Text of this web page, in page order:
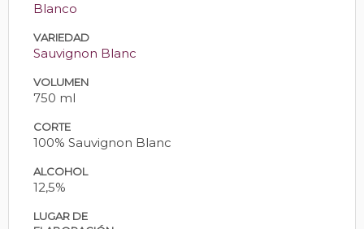
Blanco
VARIEDAD
Sauvignon Blanc
VOLUMEN
750 ml
CORTE
100% Sauvignon Blanc
ALCOHOL
12,5%
LUGAR DE